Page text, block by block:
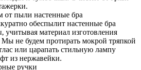
от пыли настенные бра
обеспылит настенные бра
учитывая материал изготовления
не будем протирать мокрой тряпкой
или царапать стильную лампу
из нержавейки.
ручки